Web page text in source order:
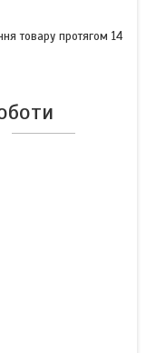
товару протягом 14